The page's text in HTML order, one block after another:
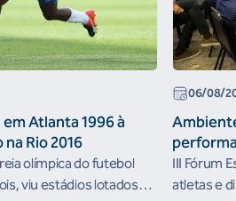
Atlanta 1996 à
Rio 2016
olímpica do futebol
viu estádios lotados
06/08/
III Fórum
atletas e